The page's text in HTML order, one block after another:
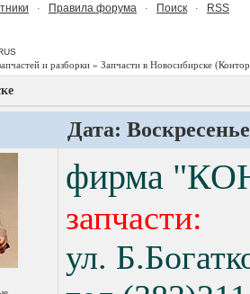
· Правила форума · Поиск · RSS
и разборки » Запчасти в Новосибирске
Дата:
фирма
запчасти:
ул.